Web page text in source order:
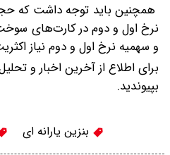
همچنین باید توجه داشت که
نرخ اول و دوم در کارت‌های
و سهمیه نرخ اول و دوم نیاز
برای اطلاع از آخرین اخبار و
بپیوندید.
بنزین یارانه ای